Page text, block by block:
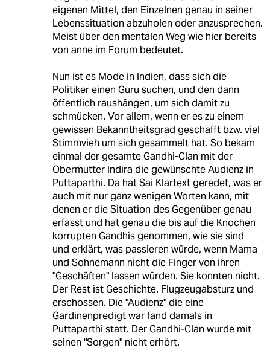
eigenen Mittel, den Einzelnen genau in seiner
Lebenssituation abzuholen oder anzusprechen.
Meist über den mentalen Weg wie hier bereits
von anne im Forum bedeutet.
Nun ist es Mode in Indien, dass sich die
Politiker einen Guru suchen, und den dann
öffentlich raushängen, um sich damit zu
schmücken. Vor allem, wenn er es zu einem
gewissen Bekanntheitsgrad geschafft bzw. viel
Stimmvieh um sich gesammelt hat. So bekam
einmal der gesamte Gandhi-Clan mit der
Obermutter Indira die gewünschte Audienz in
Puttaparthi. Da hat Sai Klartext geredet, was er
auch mit nur ganz wenigen Worten kann, mit
denen er die Situation des Gegenüber genau
erfasst und hat genau die bis auf die Knochen
korrupten Gandhis genommen, wie sie sind
und erklärt, was passieren würde, wenn Mama
und Sohnemann nicht die Finger von ihren
"Geschäften" lassen würden. Sie konnten nicht.
Der Rest ist Geschichte. Flugzeugabsturz und
erschossen. Die "Audienz" die eine
Gardinenpredigt war fand damals in
Puttaparthi statt. Der Gandhi-Clan wurde mit
seinen "Sorgen" nicht erhört.